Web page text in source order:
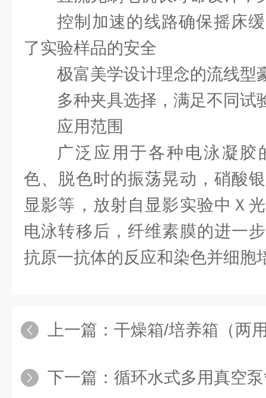
控制加速的线路确保摇床
了实验样品的安全
极富美学设计理念的流线型
多种夹具选择，满足不同试
应用范围
广泛应用于各种电泳凝胶
色、脱色时的振荡晃动，硝酸
显影等，放射自显影实验中Ｘ
电泳转移后，纤维素膜的进一
抗原一抗体的反应和染色并细胞
上一篇： 干燥箱/培养箱（两
下一篇： 循环水式多用真空